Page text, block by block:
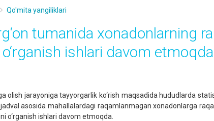
Qo'mita yangiliklari
tumanida хonadonlarning
ishlari davom etmoqda
olish jarayoniga tayyorgarlik ko‘rish maqsadida hududlarda
asosida mahallalardagi raqamlanmagan xonadonlarga
o‘rganish ishlari davom etmoqda.